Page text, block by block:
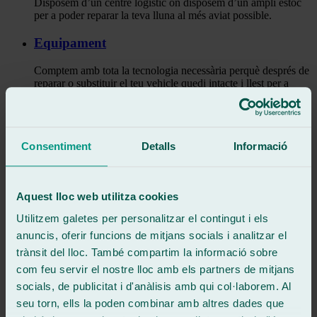
Consentiment Detalls Informació
Aquest lloc web utilitza cookies
Utilitzem galetes per personalitzar el contingut i els
anuncis, oferir funcions de mitjans socials i analitzar el
trànsit del lloc. També compartim la informació sobre
com feu servir el nostre lloc amb els partners de mitjans
socials, de publicitat i d'anàlisis amb qui col·laborem. Al
seu torn, ells la poden combinar amb altres dades que
Disposem d’un centre logístic on disposem d’un ampli estoc
per a poder reparar la teva lluna al més aviat possible.
Equipament
Comptem amb tota la tecnologia necessària perquè després de
reparar o substituir el teu vehicle quedi intacte i llest per a
Una vegada en el nostre taller, tractem cada cas de manera
aïllada ja que cada reparació o canvi de lluna cotxe trencada
personal qualificat
Tots i cadascun dels integrants del nostre equip són
professionals qualificats en el seu camp, per la qual cosa
acudeixis al taller que acudeixis rebràs un servei de 10.
Com evitar canviar vidre cotxe?